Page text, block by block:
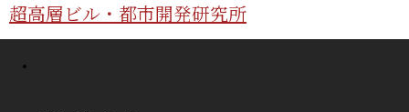
超高層ビル・都市開発研究所